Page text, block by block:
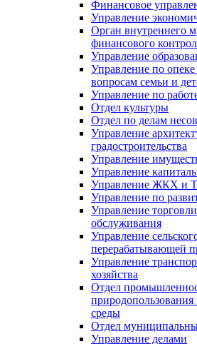
Финансовое
Управление
Орган внутреннего
финансового
Управление
Управление по опеке
вопросам семьи и
Управление по
Отдел культуры
Отдел по делам
Управление
градостроительства
Управление
Управление
Управление ЖКХ и
Управление по
Управление
обслуживания
Управление
перерабатывающей
Управление
хозяйства
Отдел
среды
Отдел
Управление делами